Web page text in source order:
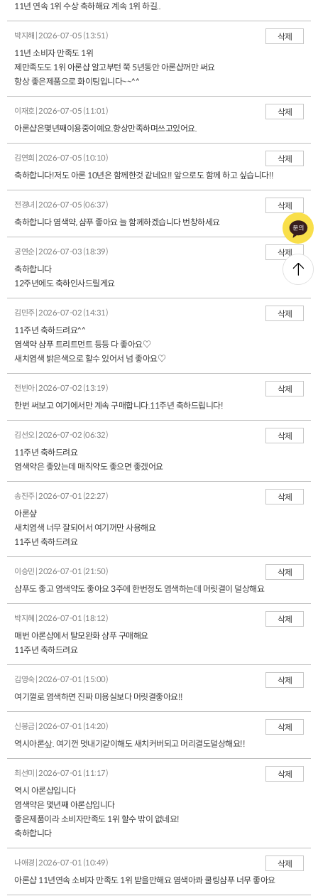
11년 연속 1위 수상 축하해요 계속 1위 하길..
박지해 | 2026-07-05 (13:51)
삭제
11년 소비자 만족도 1위
제만족도도 1위 아론샵 알고부턴 쭉 5년동안 아론샵꺼만 써요
항상 좋은제품으로 화이팅입니다~~^^
이재호 | 2026-07-05 (11:01)
삭제
아론샵은몇년째이용중이예요.향상만족하며쓰고있어요.
김연희 | 2026-07-05 (10:10)
삭제
축하합니다!저도 아론 10년은 함께한것 같네요!! 앞으로도 함께 하고 싶습니다!!
전경녀 | 2026-07-05 (06:37)
삭제
축하합니다 염색약, 샴푸 좋아요 늘 함께하겠습니다 번창하세요
공연순 | 2026-07-03 (18:39)
삭제
축하합니다
12주년에도 축하인사드릴게요
김민주 | 2026-07-02 (14:31)
삭제
11주년 축하드려요^^
염색약 샴푸 트리트먼트 등등 다 좋아요♡
새치염색 밝은색으로 할수 있어서 넘 좋아요♡
전빈아 | 2026-07-02 (13:19)
삭제
한번 써보고 여기에서만 계속 구매합니다.11주년 축하드립니다!
김선오 | 2026-07-02 (06:32)
삭제
11주년 축하드려요
염색약은 좋았는데 매직약도 좋으면 좋겠어요
송진주 | 2026-07-01 (22:27)
삭제
아론샾
새치염색 너무 잘되어서 여기꺼만 사용해요
11주년 축하드려요
이승민 | 2026-07-01 (21:50)
삭제
샴푸도 좋고 염색약도 좋아요 3주에 한번정도 염색하는데 머릿결이 덜상해요
박지혜 | 2026-07-01 (18:12)
삭제
매번 아론샵에서 탈모완화 샴푸 구매해요
11주년 축하드려요
김영숙 | 2026-07-01 (15:00)
삭제
여기껄로 염색하면 진짜 미용실보다 머릿결좋아요!!
신봉금 | 2026-07-01 (14:20)
삭제
역시아론샆. 여기껀 멋내기같이해도 새치커버되고 머리결도덜상해요!!
최선미 | 2026-07-01 (11:17)
삭제
역시 아론샵입니다
염색약은 몇년째 아론샵입니다
좋은제품이라 소비자만족도 1위 할수 밖이 없네요!
축하합니다
나애경 | 2026-07-01 (10:49)
삭제
아론샵 11년연속 소비자 만족도 1위 받을만해요 염색아콰 쿨링샴푸 너무 좋아요